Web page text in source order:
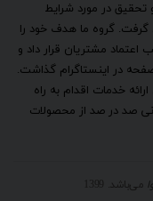
بحث و تحقیق در مورد شرایط
گرفت. گروه ما هدف خود را
مشتریان قرار داد و
در اینستاگرام گذاشت.
خدمات اقدام به راه
صد در صد از محصولات
می‌باشد. 1399